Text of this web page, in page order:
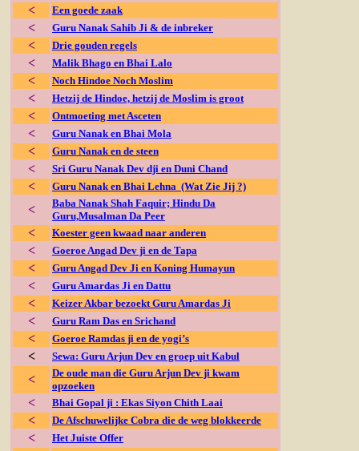
< Een goede zaak
< Guru Nanak Sahib Ji & de inbreker
< Drie gouden regels
< Malik Bhago en Bhai Lalo
< Noch Hindoe Noch Moslim
< Hetzij de Hindoe, hetzij de Moslim is groot
< Ontmoeting met Asceten
< Guru Nanak en Bhai Mola
< Guru Nanak en de steen
< Sri Guru Nanak Dev dji en Duni Chand
< Guru Nanak en Bhai Lehna (Wat Zie Jij ?)
<
Baba Nanak Shah Faquir; Hindu Da
Guru,Musalman Da Peer
< Koester geen kwaad naar anderen
< Goeroe Angad Dev ji en de Tapa
< Guru Angad Dev Ji en Koning Humayun
< Guru Amardas Ji en Dattu
< Keizer Akbar bezoekt Guru Amardas Ji
< Guru Ram Das en Srichand
< Goeroe Ramdas ji en de yogi’s
< Sewa: Guru Arjun Dev en groep uit Kabul
<
De oude man die Guru Arjun Dev ji kwam
opzoeken
< Bhai Gopal ji : Ekas Siyon Chith Laai
< De Afschuwelijke Cobra die de weg blokkeerde
< Het Juiste Offer